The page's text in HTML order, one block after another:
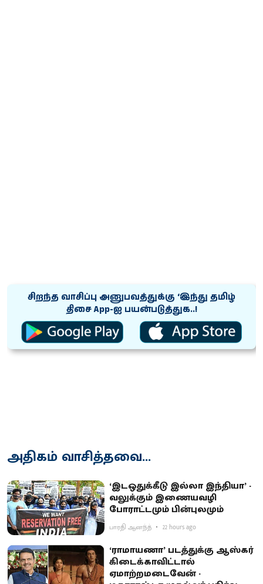
சிறந்த வாசிப்பு அனுபவத்துக்கு ‘இந்து தமிழ்
திசை App-ஐ பயன்படுத்துக..!
அதிகம் வாசித்தவை...
‘இடஒதுக்கீடு இல்லா இந்தியா’ -
வலுக்கும் இணையவழி
போராட்டமும் பின்புலமும்
பாரதி ஆனந்த் 22 hours ago
‘ராமாயணா’ படத்துக்கு ஆஸ்கர்
கிடைக்காவிட்டால்
ஏமாற்றமடைவேன் -